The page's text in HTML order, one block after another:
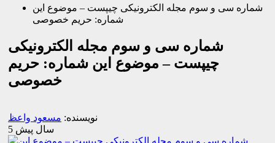
شماره سی و سوم مجله الکترونیکی چیپست – موضوع این
شماره: حریم خصوصی
شماره سی و سوم مجله الکترونیکی
چیپست – موضوع این شماره: حریم
خصوصی
نویسنده: مسعود واعظ
5 سال پیش